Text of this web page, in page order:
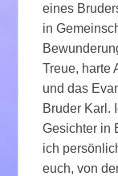
eines
in
Treue, harte
und das
Bruder Karl.
Gesichter in
ich
euch, von